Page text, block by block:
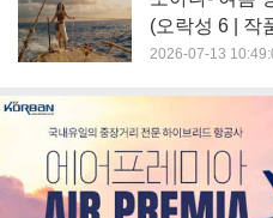
(오락성 6 | 작
2026-07-13